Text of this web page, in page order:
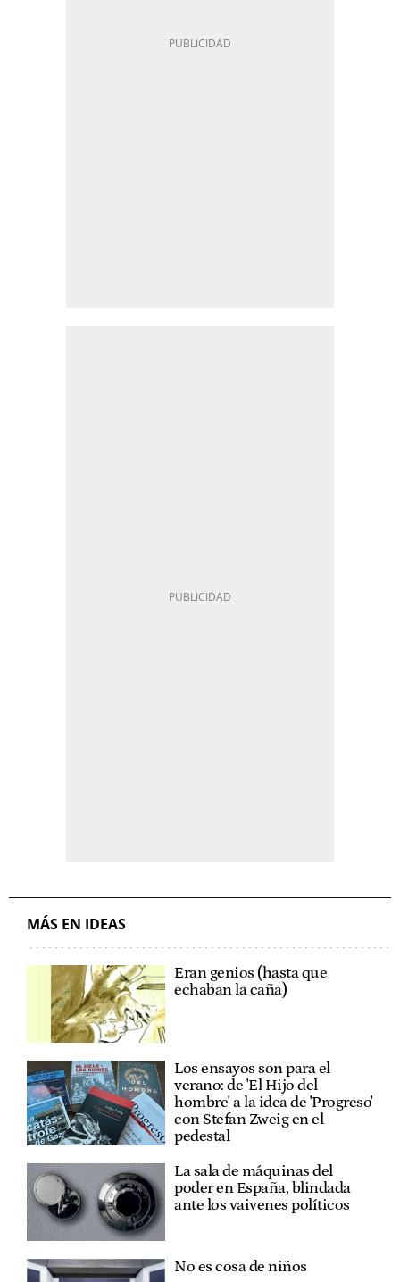
MÁS EN IDEAS
Eran genios (hasta que
echaban la caña)
Los ensayos son para el
verano: de 'El Hijo del
hombre' a la idea de 'Progreso'
con Stefan Zweig en el
pedestal
La sala de máquinas del
poder en España, blindada
ante los vaivenes políticos
No es cosa de niños